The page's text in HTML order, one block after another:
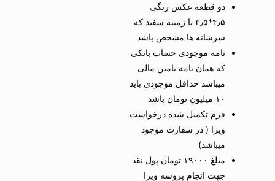
دو قطعه عکس رنگی
۴٫۵*۳٫۵ با زمینه سفید که
سرشانه ها مشخص باشد
نامه موجودی حساب بانکی
که همان نامه تامین مالی
میباشد حداقل موجودی باید
۱۰ میلیون تومان باشد
فرم تکمیل شده درخواست
ویزا ( در سفارت موجود
میباشد)
مبلغ ۱۹۰۰۰ تومان پول نقد
جهت انجام پروسه ویزا